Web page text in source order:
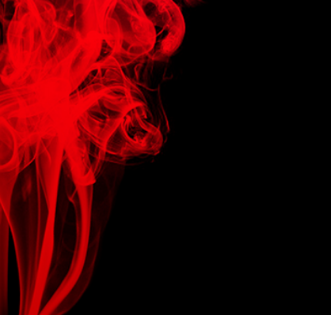
Servicios de Retoque de
Producto
Servicios de Retoque de Joyas